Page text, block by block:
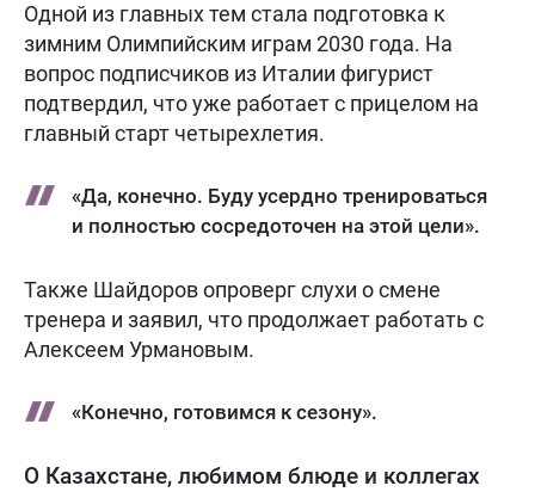
Одной из главных тем стала подготовка к
зимним Олимпийским играм 2030 года. На
вопрос подписчиков из Италии фигурист
подтвердил, что уже работает с прицелом на
главный старт четырехлетия.
«Да, конечно. Буду усердно тренироваться
и полностью сосредоточен на этой цели».
Также Шайдоров опроверг слухи о смене
тренера и заявил, что продолжает работать с
Алексеем Урмановым.
«Конечно, готовимся к сезону».
О Казахстане, любимом блюде и коллегах